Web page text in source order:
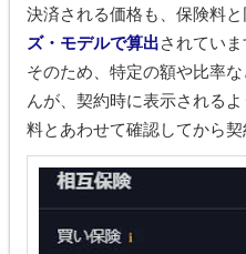
決済される価格も、保険料と
ズ・モデルで算出されていま
そのため、特定の額や比率
んが、契約時に表示される
料とあわせて確認してから契